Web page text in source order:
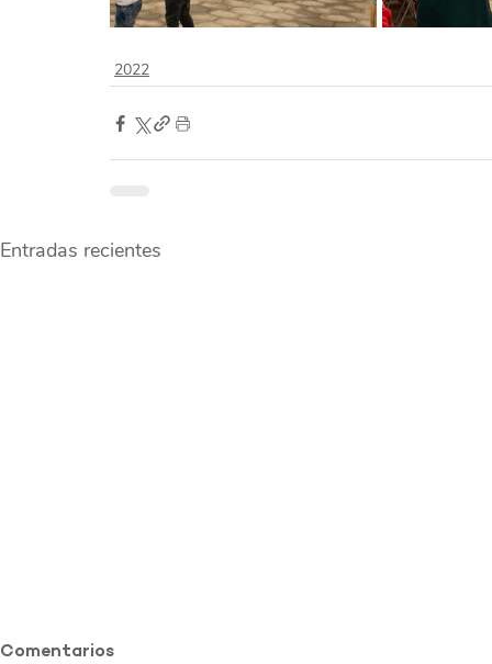
2022
Entradas recientes
Comentarios